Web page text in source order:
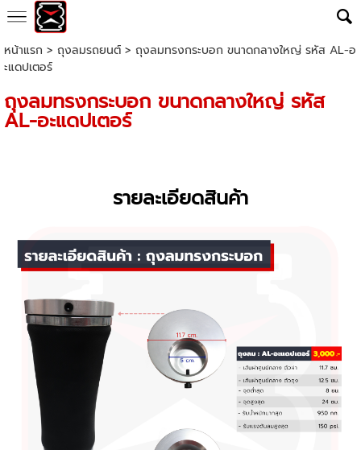
หน้าแรก > ถุงลมรถยนต์> ถุงลมทรงกระบอก ขนาดกลางใหญ่ รหัส AL-อ
ะแดปเตอร์
ถุงลมทรงกระบอก ขนาดกลางใหญ่ รหัส
AL-อะแดปเตอร์
รายละเอียดสินค้า